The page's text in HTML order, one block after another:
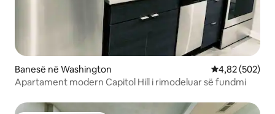
Banesë në Washington Vlerësimi
4,82 (502)
Apartament modern Capitol Hill i rimodeluar së fundmi